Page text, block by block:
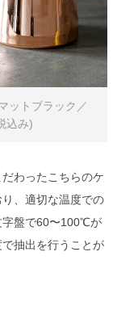
ットブラック／
込み)
わったこちらのケ
、適切な温度での
字盤で60〜100℃が
抽出を行うことが